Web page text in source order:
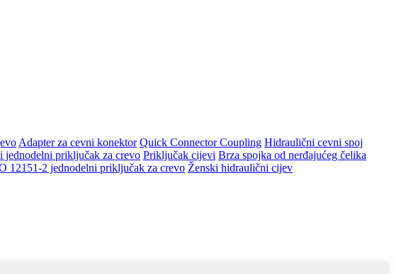
Adapter za cevni konektor Quick Connector Coupling Hidraulični cevni spoj
jednodelni priključak za crevo Priključak cijevi Brza spojka od nerđajućeg čelika
12151-2 jednodelni priključak za crevo Ženski hidraulični cijev